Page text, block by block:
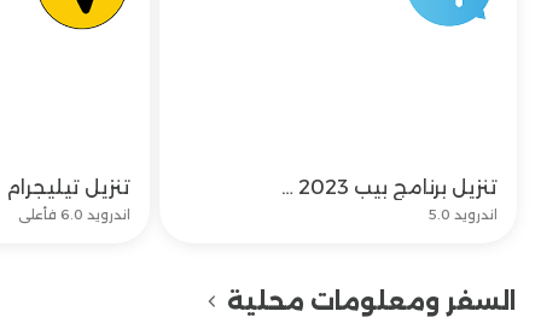
تنزيل برنامج بيب 2023 وتحميل بيب مهكر Bip Messenger
اندرويد 5.0 اندرويد 6.0 فأعلى
السفر ومعلومات محلية